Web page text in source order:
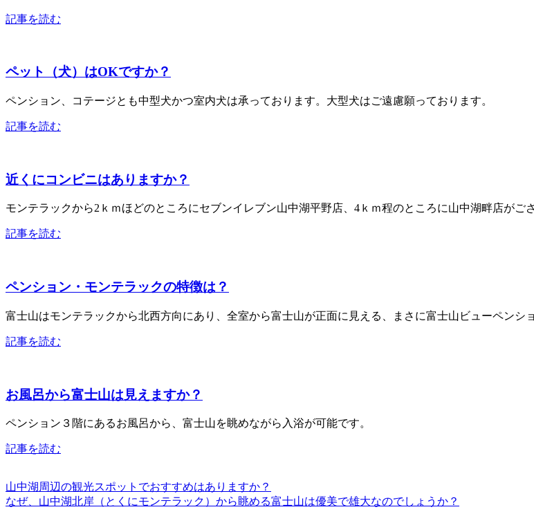
記事を読む
ペット（犬）はOKですか？
ペンション、コテージとも中型犬かつ室内犬は承っております。大型犬はご遠慮願っております。
記事を読む
近くにコンビニはありますか？
モンテラックから2ｋｍほどのところにセブンイレブン山中湖平野店、4ｋｍ程のところに山中湖畔店がご
記事を読む
ペンション・モンテラックの特徴は？
富士山はモンテラックから北西方向にあり、全室から富士山が正面に見える、まさに富士山ビューペンシ
記事を読む
お風呂から富士山は見えますか？
ペンション３階にあるお風呂から、富士山を眺めながら入浴が可能です。
記事を読む
山中湖周辺の観光スポットでおすすめはありますか？
なぜ、山中湖北岸（とくにモンテラック）から眺める富士山は優美で雄大なのでしょうか？